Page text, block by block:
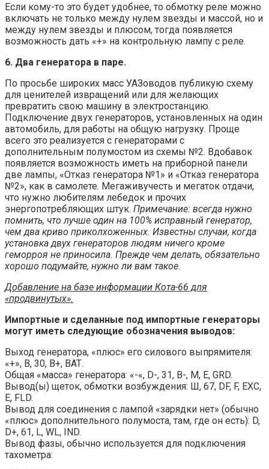
Если кому-то это будет удобнее, то обмотку реле можно
включать не только между нулем звезды и массой, но и
между нулем звезды и плюсом, тогда появляется
возможность дать «+» на контрольную лампу с реле.
6. Два генератора в паре.
По просьбе широких масс УАЗоводов публикую схему
для ценителей извращений или для желающих
превратить свою машину в электростанцию.
Подключение двух генераторов, установленных на один
автомобиль, для работы на общую нагрузку. Проще
всего это реализуется с генераторами с
дополнительным полумостом из схемы №2. Вдобавок
появляется возможность иметь на приборной панели
две лампы, «Отказ генератора №1» и «Отказ генератора
№2», как в самолете. Мегаживучесть и мегаток отдачи,
что нужно любителям лебедок и прочих
энергопотребляющих штук. Примечание: всегда нужно
помнить, что лучше один на 100% исправный генератор,
чем два криво приколхоженных. Известны случаи, когда
установка двух генераторов людям ничего кроме
геморроя не приносила. Прежде чем делать, обязательно
хорошо подумайте, нужно ли вам такое.
Добавление на базе информации Кота-66 для
«продвинутых».
Импортные и сделанные под импортные генераторы
могут иметь следующие обозначения выводов:
Выход генератора, «плюс» его силового выпрямителя:
«+», В, 30, В+, ВАТ.
Общая «масса» генератора: «-«, D-, 31, В-, М, Е, GRD.
Вывод(ы) щеток, обмотки возбуждения: Ш, 67, DF, F, ЕХС,
Е, FLD.
Вывод для соединения с лампой «зарядки нет» (обычно
«плюс» дополнительного полумоста, там, где он есть): D,
D+, 61, L, WL, IND.
Вывод фазы, обычно используется для подключения
тахометра: